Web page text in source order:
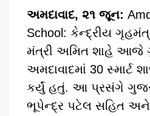
અમદાવાદ, ૨૧ જૂન:
School: કેન્દ્રીય
મંત્રી અમિત શાહે આજે
અમદાવાદમાં 30 સ્માર્ટ
કર્યું હતું. આ પ્રસંગે
ભૂપેન્દ્ર પટેલ સહિત